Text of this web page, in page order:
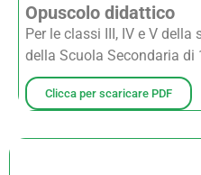
Opuscolo didattico
Per le classi III, IV e V
della Scuola Secondaria di
Clicca per scaricare PDF